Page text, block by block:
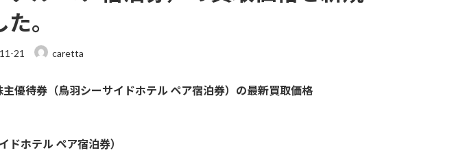
。
21 caretta
優待券（鳥羽シーサイドホテル ペア宿泊券）の最新買取価格
ドホテル ペア宿泊券）